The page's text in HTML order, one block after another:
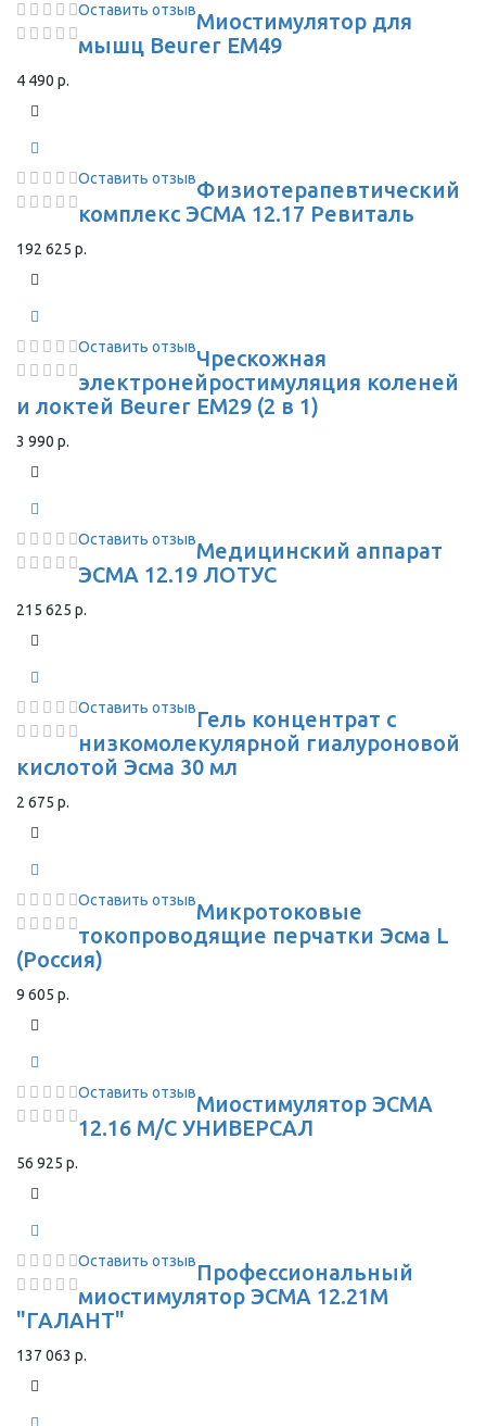
Оставить отзывМиостимулятор для
мышц Beurer EM49
4 490 р.
Оставить отзывФизиотерапевтический
комплекс ЭСМА 12.17 Ревиталь
192 625 р.
Оставить отзывЧрескожная
электронейростимуляция коленей
и локтей Beurer EM29 (2 в 1)
3 990 р.
Оставить отзывМедицинский аппарат
ЭСМА 12.19 ЛОТУС
215 625 р.
Оставить отзывГель концентрат с
низкомолекулярной гиалуроновой
кислотой Эсма 30 мл
2 675 р.
Оставить отзывМикротоковые
токопроводящие перчатки Эсма L
(Россия)
9 605 р.
Оставить отзывМиостимулятор ЭСМА
12.16 М/С УНИВЕРСАЛ
56 925 р.
Оставить отзывПрофессиональный
миостимулятор ЭСМА 12.21М
"ГАЛАНТ"
137 063 р.